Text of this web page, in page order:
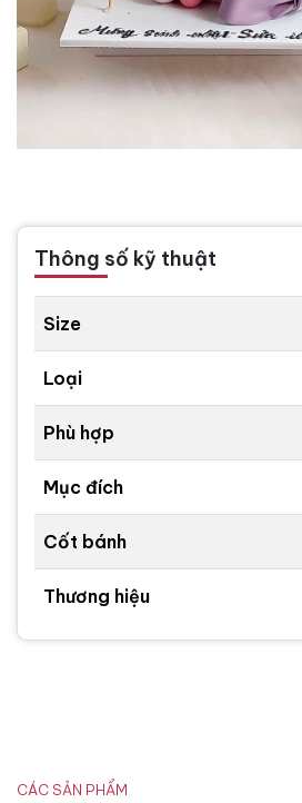
Thông số kỹ thuật
Size
Loại
Phù hợp
Mục đích
Cốt bánh
Thương hiệu
CÁC SẢN PHẨM